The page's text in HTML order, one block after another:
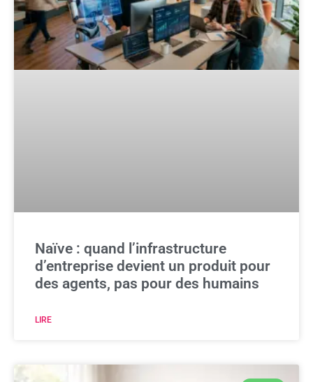
Naïve : quand l’infrastructure
d’entreprise devient un produit pour
des agents, pas pour des humains
LIRE